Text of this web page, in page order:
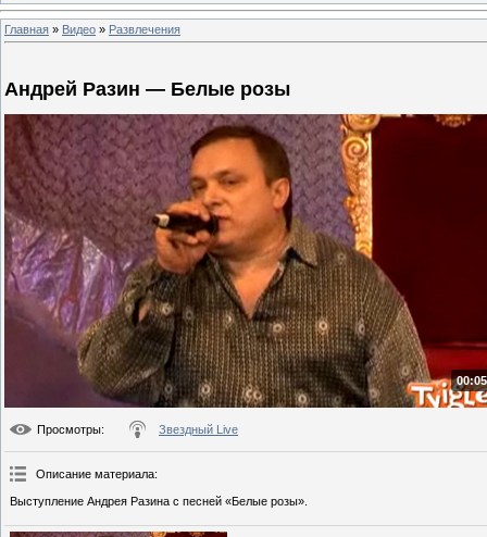
Главная » Видео » Развлечения
Андрей Разин — Белые розы
Просмотры: Звездный Live
Описание материала:
Выступление Андрея Разина с песней «Белые розы».